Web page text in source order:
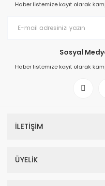
Haber listemize kayıt olarak
Sosyal
Haber listemize kayıt olarak
İLETİŞİM
ÜYELİK